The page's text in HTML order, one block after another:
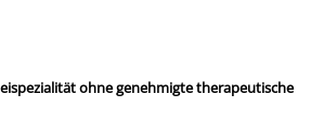
ohne genehmigte therapeutische